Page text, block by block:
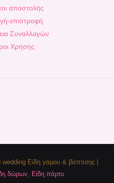
αποστολής
επιστροφή
Συναλλαγών
Χρήσης
Είδη γάμου & βάπτισης |
δώρων, Είδη πάρτυ